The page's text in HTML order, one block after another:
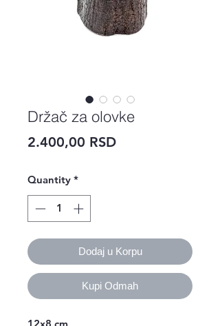
Držač za olovke
2.400,00 RSDPrice
Quantity *
Dodaj u Korpu
Kupi Odmah
12x8 cm